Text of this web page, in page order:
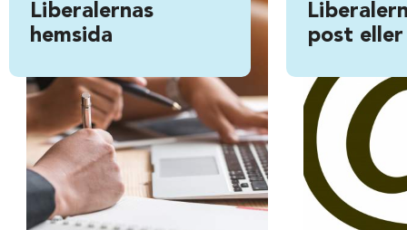
Liberalernas
hemsida
post